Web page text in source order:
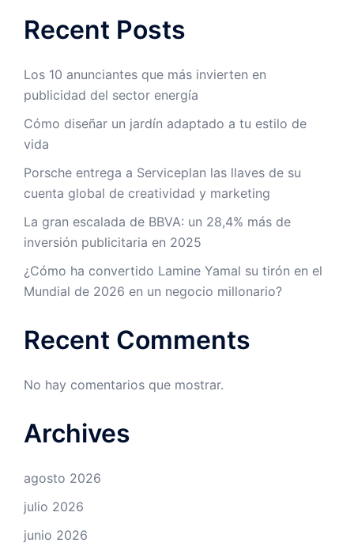
Recent Posts
Los 10 anunciantes que más invierten en
publicidad del sector energía
Cómo diseñar un jardín adaptado a tu estilo de
vida
Porsche entrega a Serviceplan las llaves de su
cuenta global de creatividad y marketing
La gran escalada de BBVA: un 28,4% más de
inversión publicitaria en 2025
¿Cómo ha convertido Lamine Yamal su tirón en el
Mundial de 2026 en un negocio millonario?
Recent Comments
No hay comentarios que mostrar.
Archives
agosto 2026
julio 2026
junio 2026